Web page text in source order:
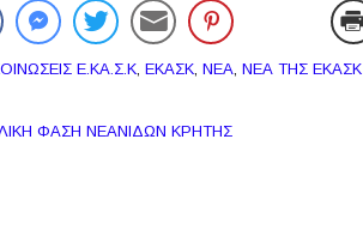
Ε.ΚΑ.Σ.Κ, ΕΚΑΣΚ, ΝΕΑ, ΝΕΑ ΤΗΣ ΕΚΑΣΚ
ΦΑΣΗ ΝΕΑΝΙΔΩΝ ΚΡΗΤΗΣ